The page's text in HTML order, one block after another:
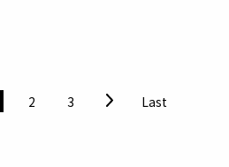
程序，教育局則督導學校依法辦
另提及校外教學班上有其他學生
管則在法庭上供稱，她曾被多次
年也一度被轉移到其他區域，但
2 3 Last